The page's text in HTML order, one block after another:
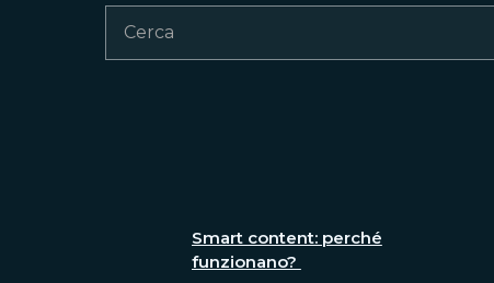
Smart content: perché
funzionano?